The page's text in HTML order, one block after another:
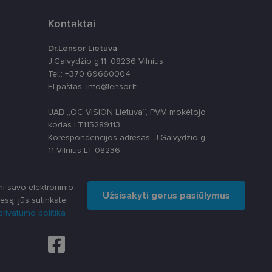
Kontaktai
Dr.Lensor Lietuva
J.Galvydžio g.11, 08236 Vilnius
Tel.: +370 69660004
El.paštas: info@lensor.lt
UAB „OC VISION Lietuva“, PVM mokėtojo
kodas LT115289113
Korespondencijos adresas: J.Galvydžio g.
11 Vilnius LT-08236
savo elektroninio
jūs sutinkate
politika
Užsisakyti gerus pasiūlymus
- tai
būseną.
svetainę
tai, kaip
kaip trečiųjų